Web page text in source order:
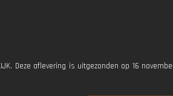
Deze aflevering is uitgezonden op 16